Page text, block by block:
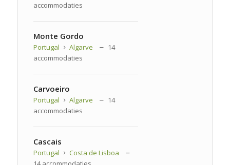
accommodaties
Monte Gordo
Portugal Algarve
14
accommodaties
Carvoeiro
Portugal Algarve
14
accommodaties
Cascais
Portugal
Costa de Lisboa